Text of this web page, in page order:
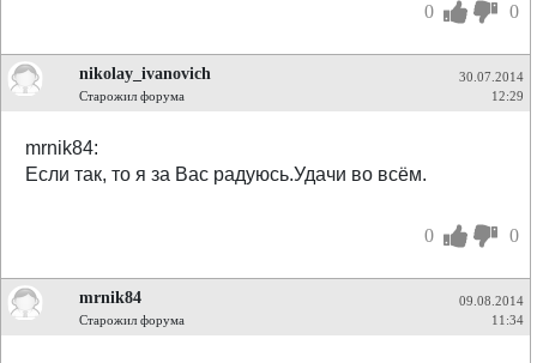
0 0
nikolay_ivanovich
Старожил форума
30.07.2014
12:29
mrnik84:
Если так, то я за Вас радуюсь.Удачи во всём.
0 0
mrnik84
Старожил форума
09.08.2014
11:34